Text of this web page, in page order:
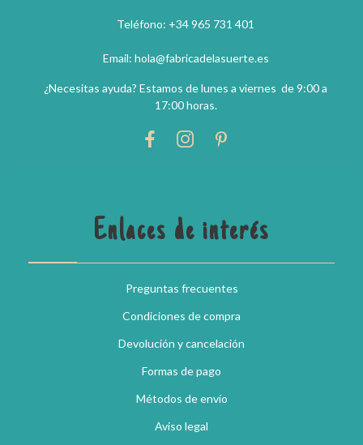
Teléfono: +34 965 731 401
Email: hola@fabricadelasuerte.es
¿Necesitas ayuda? Estamos de lunes a viernes de 9:00 a
17:00 horas.
Enlaces de interés
Preguntas frecuentes
Condiciones de compra
Devolución y cancelación
Formas de pago
Métodos de envío
Aviso legal